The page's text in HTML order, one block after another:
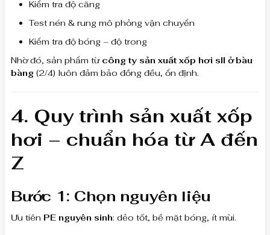
Kiểm tra độ căng
Test nén & rung mô phỏng vận chuyển
Kiểm tra độ bóng – độ trong
Nhờ đó, sản phẩm từ công ty sản xuất xốp hơi sll ở bàu
bàng (2/4) luôn đảm bảo đồng đều, ổn định.
4. Quy trình sản xuất xốp
hơi – chuẩn hóa từ A đến
Z
Bước 1: Chọn nguyên liệu
Ưu tiên PE nguyên sinh: dẻo tốt, bề mặt bóng, ít mùi.